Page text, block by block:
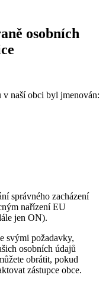
osobních
v naší obci byl jmenován:
správného zacházení
nařízení EU
jen ON).
svými požadavky,
osobních údajů
obrátit, pokud
zástupce obce.